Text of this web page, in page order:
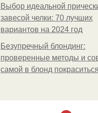
Выбор идеальной
завесой челки: 70 лучших
вариантов на 2024 год
Безупречный блондинг:
проверенные методы и
самой в блонд покраситься